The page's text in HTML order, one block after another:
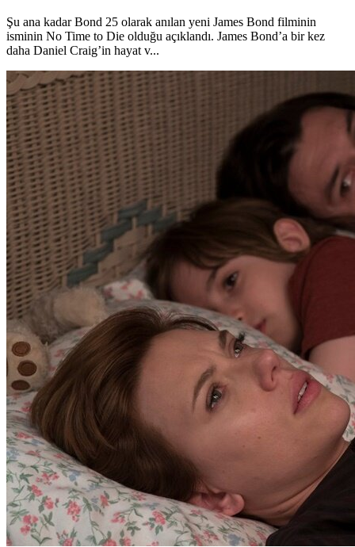
Şu ana kadar Bond 25 olarak anılan yeni James Bond filminin
isminin No Time to Die olduğu açıklandı. James Bond’a bir kez
daha Daniel Craig’in hayat v...